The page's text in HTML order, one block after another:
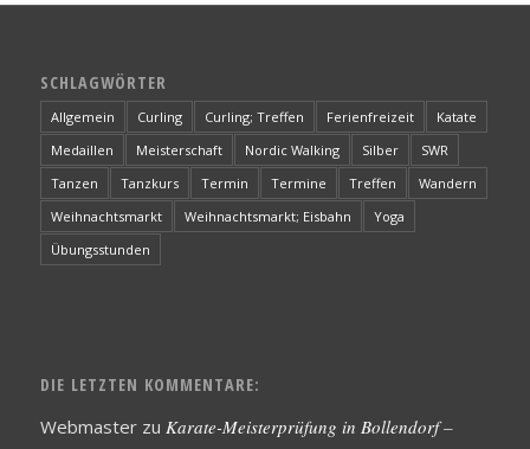
SCHLAGWÖRTER
Allgemein Curling Curling; Treffen Ferienfreizeit
Katate
Medaillen
Meisterschaft Nordic Walking Silber
SWR
Tanzen
Tanzkurs Termin Termine Treffen
Wandern
Weihnachtsmarkt
Weihnachtsmarkt; Eisbahn
Yoga
Übungsstunden
DIE LETZTEN KOMMENTARE:
Webmasterzu Karate-Meisterprüfung in Bollendorf –